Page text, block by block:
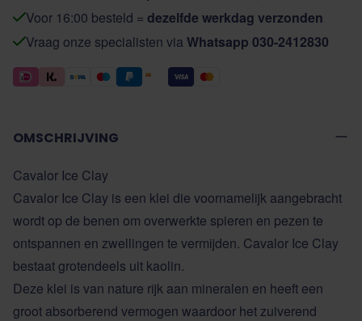
Voor 16:00 besteld = dezelfde werkdag verzonden
Vraag onze specialisten via Whatsapp 030-2412830
OMSCHRIJVING
Cavalor Ice Clay
Cavalor Ice Clay is een klei die voornamelijk aangebracht
wordt op de benen om overwerkte spieren en pezen te
ontspannen en zwellingen te vermijden. Cavalor Ice Clay
bestaat grotendeels uit kaolin.
Deze klei is van nature rijk aan mineralen en heeft een
groot absorberend vermogen waardoor het zuiverend